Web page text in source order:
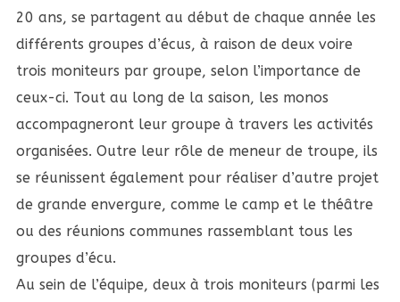
20 ans, se partagent au début de chaque année les
différents groupes d’écus, à raison de deux voire
trois moniteurs par groupe, selon l’importance de
ceux-ci. Tout au long de la saison, les monos
accompagneront leur groupe à travers les activités
organisées. Outre leur rôle de meneur de troupe, ils
se réunissent également pour réaliser d’autre projet
de grande envergure, comme le camp et le théâtre
ou des réunions communes rassemblant tous les
groupes d’écu.
Au sein de l’équipe, deux à trois moniteurs (parmi les